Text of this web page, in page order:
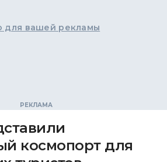
для вашей рекламы
космопорт для